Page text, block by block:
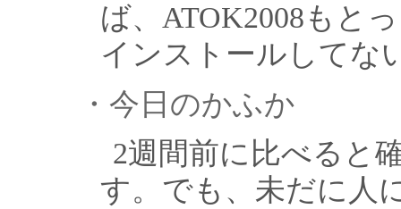
ば、ATOK2008もと
インストールしてな
・今日のかふか
2週間前に比べると
す。でも、未だに人